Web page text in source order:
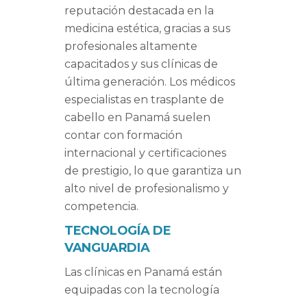
reputación destacada en la
medicina estética, gracias a sus
profesionales altamente
capacitados y sus clínicas de
última generación. Los médicos
especialistas en trasplante de
cabello en Panamá suelen
contar con formación
internacional y certificaciones
de prestigio, lo que garantiza un
alto nivel de profesionalismo y
competencia.
TECNOLOGÍA DE
VANGUARDIA
Las clínicas en Panamá están
equipadas con la tecnología